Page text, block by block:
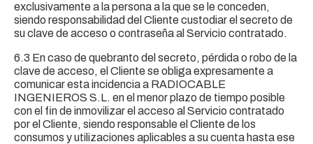
exclusivamente a la persona a la que se le conceden,
siendo responsabilidad del Cliente custodiar el secreto de
su clave de acceso o contraseña al Servicio contratado.
6.3 En caso de quebranto del secreto, pérdida o robo de la
clave de acceso, el Cliente se obliga expresamente a
comunicar esta incidencia a RADIOCABLE
INGENIEROS S.L. en el menor plazo de tiempo posible
con el fin de inmovilizar el acceso al Servicio contratado
por el Cliente, siendo responsable el Cliente de los
consumos y utilizaciones aplicables a su cuenta hasta ese